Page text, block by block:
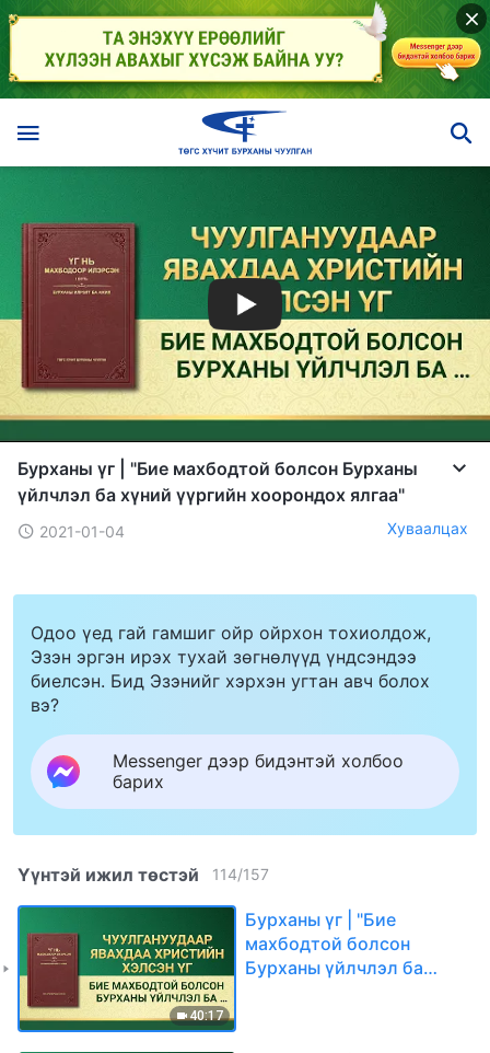
Бурханы үг | "Бие махбодтой болсон Бурханы
үйлчлэл ба хүний үүргийн хоорондох ялгаа"
2021-01-04 Хуваалцах
Одоо үед гай гамшиг ойр ойрхон тохиолдож,
Эзэн эргэн ирэх тухай зөгнөлүүд үндсэндээ
биелсэн. Бид Эзэнийг хэрхэн угтан авч болох
вэ?
Messenger дээр бидэнтэй холбоо
барих
Үүнтэй ижил төстэй 114/157
40:17
Бурханы үг | "Бие
махбодтой болсон
Бурханы үйлчлэл ба